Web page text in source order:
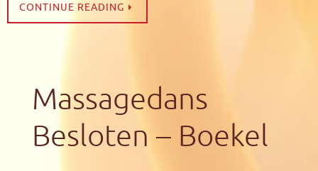
CONTINUE READING
Massagedans
Besloten – Boekel